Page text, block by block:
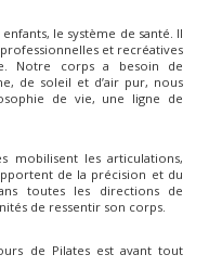
le système de santé. Il
et recréatives
Notre corps a besoin de
de soleil et d’air pur, nous
de vie, une ligne de
mobilisent les articulations,
de la précision et du
toutes les directions de
de ressentir son corps.
de Pilates est avant tout